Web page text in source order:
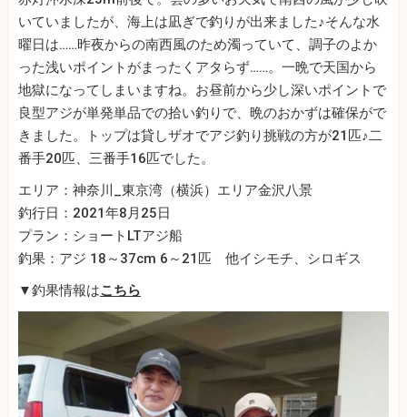
いていましたが、海上は凪ぎで釣りが出来ました♪そんな水
曜日は……昨夜からの南西風のため濁っていて、調子のよか
った浅いポイントがまったくアタらず……。一晩で天国から
地獄になってしまいますね。お昼前から少し深いポイントで
良型アジが単発単品での拾い釣りで、晩のおかずは確保がで
きました。トップは貸しザオでアジ釣り挑戦の方が21匹♪二
番手20匹、三番手16匹でした。
エリア：神奈川_東京湾（横浜）エリア金沢八景
釣行日：2021年8月25日
プラン：ショートLTアジ船
釣果：アジ 18～37cm 6～21匹 他イシモチ、シロギス
▼釣果情報はこちら